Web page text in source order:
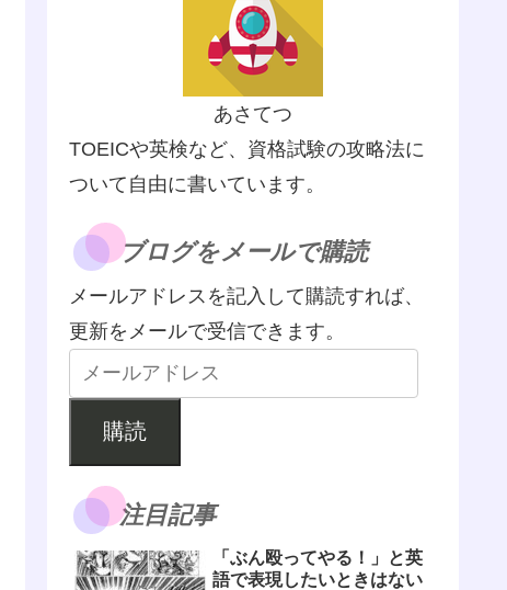
あさてつ
TOEICや英検など、資格試験の攻略法に
ついて自由に書いています。
ブログをメールで購読
メールアドレスを記入して購読すれば、
更新をメールで受信できます。
購読
注目記事
「ぶん殴ってやる！」と英
語で表現したいときはない